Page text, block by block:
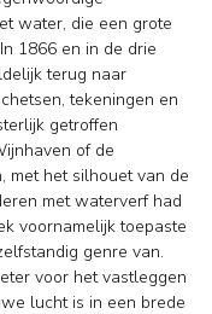
water, die een grote
1866 en in de drie
terug naar
tekeningen en
getroffen
of de
met het silhouet van de
met waterverf had
voornamelijk toepaste
genre van.
voor het vastleggen
lucht is in een brede